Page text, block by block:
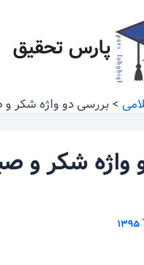
پارس تحقیق
بررسی دو واژه شکر و
واژه شکر و